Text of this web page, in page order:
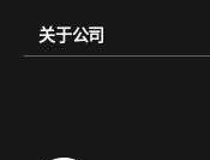
关于公司